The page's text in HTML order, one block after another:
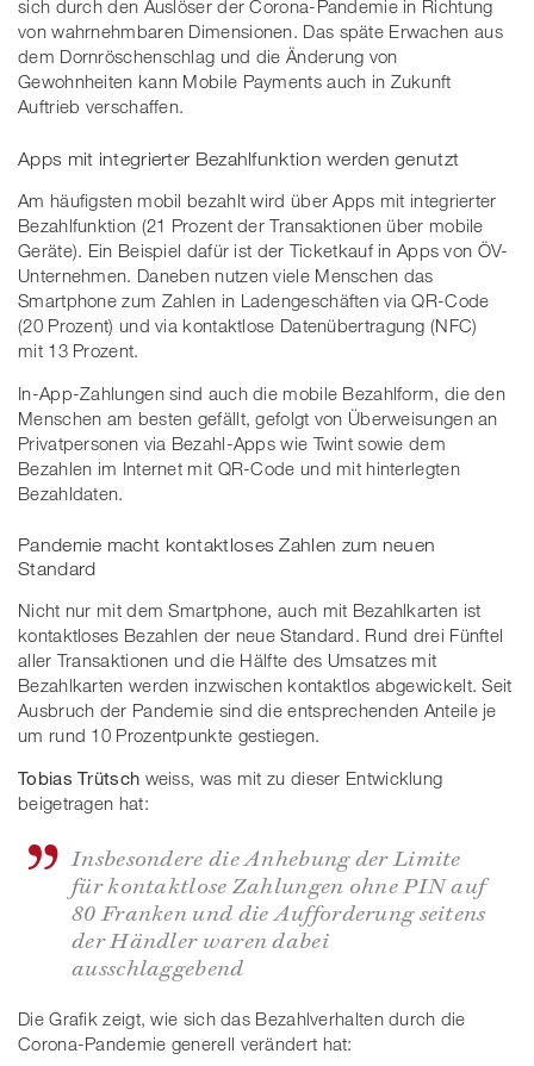
sich durch den Auslöser der Corona-Pandemie in Richtung
von wahrnehmbaren Dimensionen. Das späte Erwachen aus
dem Dornröschenschlag und die Änderung von
Gewohnheiten kann Mobile Payments auch in Zukunft
Auftrieb verschaffen.
Apps mit integrierter Bezahlfunktion werden genutzt
Am häufigsten mobil bezahlt wird über Apps mit integrierter
Bezahlfunktion (21 Prozent der Transaktionen über mobile
Geräte). Ein Beispiel dafür ist der Ticketkauf in Apps von ÖV-
Unternehmen. Daneben nutzen viele Menschen das
Smartphone zum Zahlen in Ladengeschäften via QR-Code
(20 Prozent) und via kontaktlose Datenübertragung (NFC)
mit 13 Prozent.
In-App-Zahlungen sind auch die mobile Bezahlform, die den
Menschen am besten gefällt, gefolgt von Überweisungen an
Privatpersonen via Bezahl-Apps wie Twint sowie dem
Bezahlen im Internet mit QR-Code und mit hinterlegten
Bezahldaten.
Pandemie macht kontaktloses Zahlen zum neuen
Standard
Nicht nur mit dem Smartphone, auch mit Bezahlkarten ist
kontaktloses Bezahlen der neue Standard. Rund drei Fünftel
aller Transaktionen und die Hälfte des Umsatzes mit
Bezahlkarten werden inzwischen kontaktlos abgewickelt. Seit
Ausbruch der Pandemie sind die entsprechenden Anteile je
um rund 10 Prozentpunkte gestiegen.
Tobias Trütsch weiss, was mit zu dieser Entwicklung
beigetragen hat:
Insbesondere die Anhebung der Limite
für kontaktlose Zahlungen ohne PIN auf
80 Franken und die Aufforderung seitens
der Händler waren dabei
ausschlaggebend
Die Grafik zeigt, wie sich das Bezahlverhalten durch die
Corona-Pandemie generell verändert hat: